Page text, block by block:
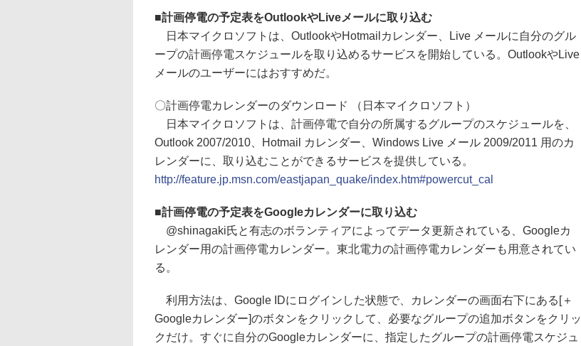
■計画停電の予定表をOutlookやLiveメールに取り込む
日本マイクロソフトは、OutlookやHotmailカレンダー、Live メールに自分のグル
ープの計画停電スケジュールを取り込めるサービスを開始している。OutlookやLive
メールのユーザーにはおすすめだ。
〇計画停電カレンダーのダウンロード （日本マイクロソフト）
日本マイクロソフトは、計画停電で自分の所属するグループのスケジュールを、
Outlook 2007/2010、Hotmail カレンダー、Windows Live メール 2009/2011 用のカ
レンダーに、取り込むことができるサービスを提供している。
http://feature.jp.msn.com/eastjapan_quake/index.htm#powercut_cal
■計画停電の予定表をGoogleカレンダーに取り込む
@shinagaki氏と有志のボランティアによってデータ更新されている、Googleカ
レンダー用の計画停電カレンダー。東北電力の計画停電カレンダーも用意されてい
る。
利用方法は、Google IDにログインした状態で、カレンダーの画面右下にある[＋
Googleカレンダー]のボタンをクリックして、必要なグループの追加ボタンをクリッ
クだけ。すぐに自分のGoogleカレンダーに、指定したグループの計画停電スケジュ